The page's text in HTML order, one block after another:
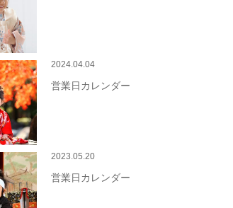
2024.04.04
営業日カレンダー
2023.05.20
営業日カレンダー